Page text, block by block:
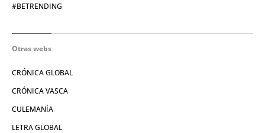
#BETRENDING
Otras webs
CRÓNICA GLOBAL
CRÓNICA VASCA
CULEMANÍA
LETRA GLOBAL